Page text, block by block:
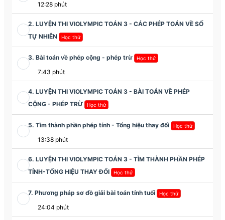
12:28 phút
2. LUYỆN THI VIOLYMPIC TOÁN 3 - CÁC PHÉP TOÁN VỀ SỐ
TỰ NHIÊN
Học thử
3. Bài toán về phép cộng - phép trừ Học thử
7:43 phút
4. LUYỆN THI VIOLYMPIC TOÁN 3 - BÀI TOÁN VỀ PHÉP
CỘNG - PHÉP TRỪ
Học thử
5. Tìm thành phần phép tính - Tổng hiệu thay đổi Học thử
13:38 phút
6. LUYỆN THI VIOLYMPIC TOÁN 3 - TÌM THÀNH PHẦN PHÉP
TÍNH-TỔNG HIỆU THAY ĐỔI
Học thử
7. Phương pháp sơ đồ giải bài toán tính tuổi Học thử
24:04 phút